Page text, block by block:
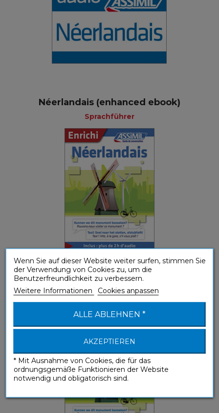
Néerlandais (enhanced ebook)
Sprachführer
Néerlandais (ebook)
Sprachführer
Wenn Sie auf dieser Website weiter surfen, stimmen Sie
der Verwendung von Cookies zu, um die
Benutzerfreundlichkeit zu verbessern.
Weitere Informationen
Cookies anpassen
ALLE ABLEHNEN *
AKZEPTIEREN
* Mit Ausnahme von Cookies, die für das
ordnungsgemäße Funktionieren der Website
notwendig und obligatorisch sind.